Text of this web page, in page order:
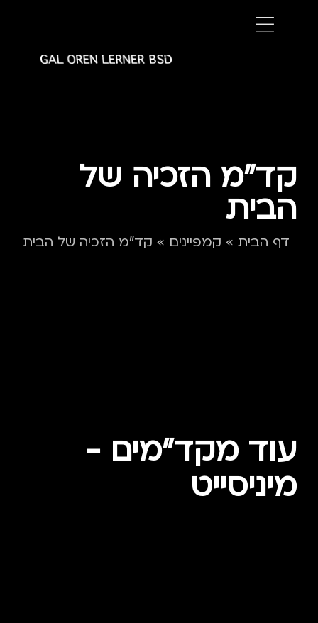
קד"מ הזכיה של
הבית
דף הבית » קמפיינים » קד”מ הזכיה של הבית
עוד מקד"מים -
מיניסייט